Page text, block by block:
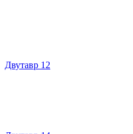
Двутавр 12